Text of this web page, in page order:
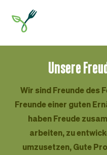
Unsere
Wir sind Freunde des
Freunde einer guten
haben Freude
arbeiten, zu
umzusetzen, Gute